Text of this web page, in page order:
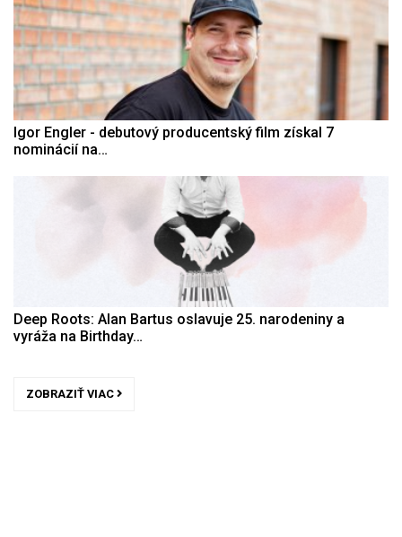
Igor Engler - debutový producentský film získal 7
nominácií na…
Deep Roots: Alan Bartus oslavuje 25. narodeniny a
vyráža na Birthday…
ZOBRAZIŤ VIAC